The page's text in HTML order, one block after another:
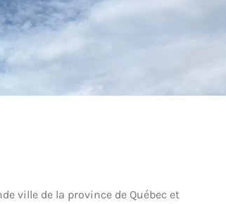
ville de la province de Québec et